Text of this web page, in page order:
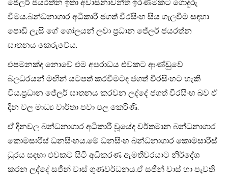
ජේලර් ජයරත්න ඉතා අවාසනාවන්ත ඉරණමකට ගොදුරු
වීමය.බන්ධනාගාර අධිකාරී ජගත් වීරසිංහ සිය ගැලවීම සඳහා
පොඩි ලැසී ගේ ගෝලයන් ලවා ප්‍රධාන ජේලර් ජයරත්න
ඝාතනය කෙරුවේය.
එපමනක්ද නොවේ එම අපරාධය එවකට ආණ්ඩුවේ
බලධරයන් මඟින් යටපත් කරවීමටද ජගත් වීරසිංහට හැකි
විය.ප්‍රධාන ජේලර් ඝාතනය කරවන ලද්දේ ජගත් වීරසිංහ බව ඒ
දින වල මාධ්‍ය වාර්තා පවා පල කෙරිණි.
ඒ දිනවල බන්ධනාගාර අධිකාරී වූයේද වර්තමාන බන්ධනාගාර
කොමසාරිස් ධනසිංහය.මේ ධනසිංහ බන්ධනාගාර කොමසාරිස්
ධුරය සඳහා එවකට සිටි අධිකරණ ඇමතිවරයාට නිර්දේශ
කරන ලද්දේ සජින් වාස් ගුණවර්ධනය.ඒ සජින් වාස් හා පැවති